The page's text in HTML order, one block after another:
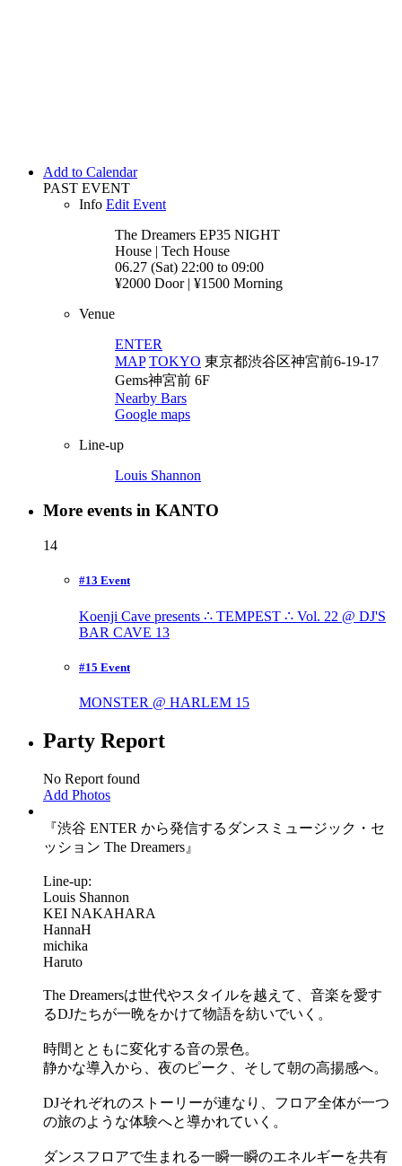
Add to Calendar
PAST EVENT
Info Edit Event
The Dreamers EP35 NIGHT
House | Tech House
06.27 (Sat) 22:00 to 09:00
¥2000 Door | ¥1500 Morning
Venue
ENTER
MAP TOKYO 東京都渋谷区神宮前6-19-17
Gems神宮前 6F
Nearby Bars
Google maps
Line-up
Louis Shannon
More events in KANTO
14
#13 Event
Koenji Cave presents ∴ TEMPEST ∴ Vol. 22 @ DJ'S
BAR CAVE 13
#15 Event
MONSTER @ HARLEM 15
Party Report
No Report found
Add Photos
『渋谷 ENTER から発信するダンスミュージック・セ
ッション The Dreamers』
Line-up:
Louis Shannon
KEI NAKAHARA
HannaH
michika
Haruto
The Dreamersは世代やスタイルを越えて、音楽を愛す
るDJたちが一晩をかけて物語を紡いでいく。
時間とともに変化する音の景色。
静かな導入から、夜のピーク、そして朝の高揚感へ。
DJそれぞれのストーリーが連なり、フロア全体が一つ
の旅のような体験へと導かれていく。
ダンスフロアで生まれる一瞬一瞬のエネルギーを共有